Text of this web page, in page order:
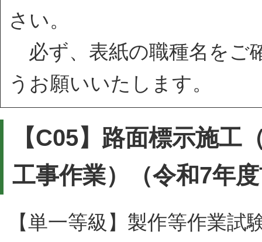
さい。
必ず、表紙の職種名をご
うお願いいたします。
【C05】路面標示施
工事作業）（令和7年
【単一等級】製作等作業試